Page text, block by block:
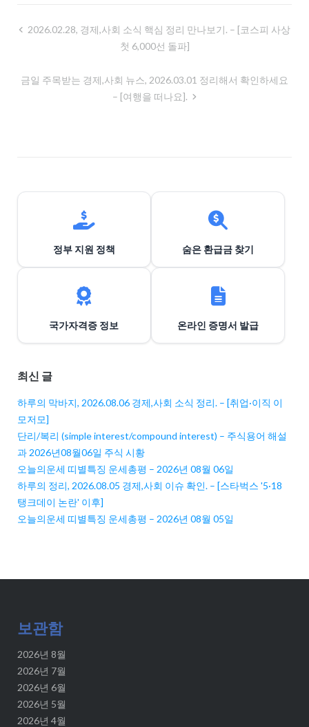
글2026.02.28, 경제,사회 소식 핵심 정리 만나보기. – [코스피 사상
첫 6,000선 돌파]
금일 주목받는 경제,사회 뉴스, 2026.03.01 정리해서 확인하세요
– [여행을 떠나요].
정부 지원 정책 숨은 환급금 찾기
국가자격증 정보 온라인 증명서 발급
최신 글
하루의 막바지, 2026.08.06 경제,사회 소식 정리. – [취업·이직 이
모저모]
단리/복리 (simple interest/compound interest) – 주식용어 해설
과 2026년08월06일 주식 시황
오늘의운세 띠별특징 운세총평 – 2026년 08월 06일
하루의 정리, 2026.08.05 경제,사회 이슈 확인. – [스타벅스 '5·18
탱크데이 논란' 이후]
오늘의운세 띠별특징 운세총평 – 2026년 08월 05일
보관함
2026년 8월
2026년 7월
2026년 6월
2026년 5월
2026년 4월